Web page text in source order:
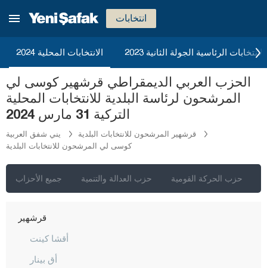
انتخابات
الانتخابات المحلية 2024 2023 الانتخابات الرئاسية الجولة الثانية
الحزب العربي الديمقراطي قرشهير كوسى لي
المرشحون لرئاسة البلدية للانتخابات المحلية
التركية 31 مارس 2024
يني شفق العربية
قرشهير المرشحون للانتخابات البلدية
كوسى لي المرشحون للانتخابات البلدية
جميع الأحزاب حزب العدالة والتنمية حزب الحركة القومية
قهرمان ماراش
كرامان
كارس
كاستاموني
قيصري
كلّس
قرقلر ايلي
قرشهير
أقشا كينت
أق بينار